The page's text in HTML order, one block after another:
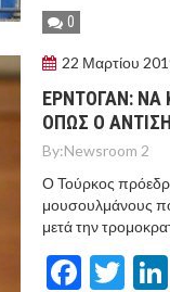
0
22 Μαρτίου
ΕΡΝΤΟΓΑΝ: ΝΑ
ΟΠΩΣ Ο
By:Newsroom 2
Ο Τούρκος
μουσουλμάνους
μετά την